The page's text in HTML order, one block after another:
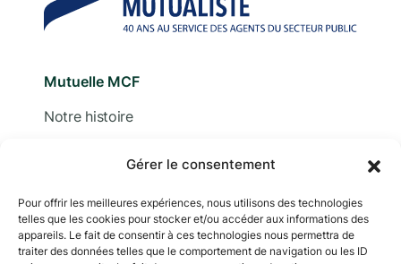
Gérer le consentement
Pour offrir les meilleures expériences, nous utilisons des technologies
telles que les cookies pour stocker et/ou accéder aux informations des
appareils. Le fait de consentir à ces technologies nous permettra de
traiter des données telles que le comportement de navigation ou les ID
Mutuelle MCF
Notre histoire
Adhérer
Documentation